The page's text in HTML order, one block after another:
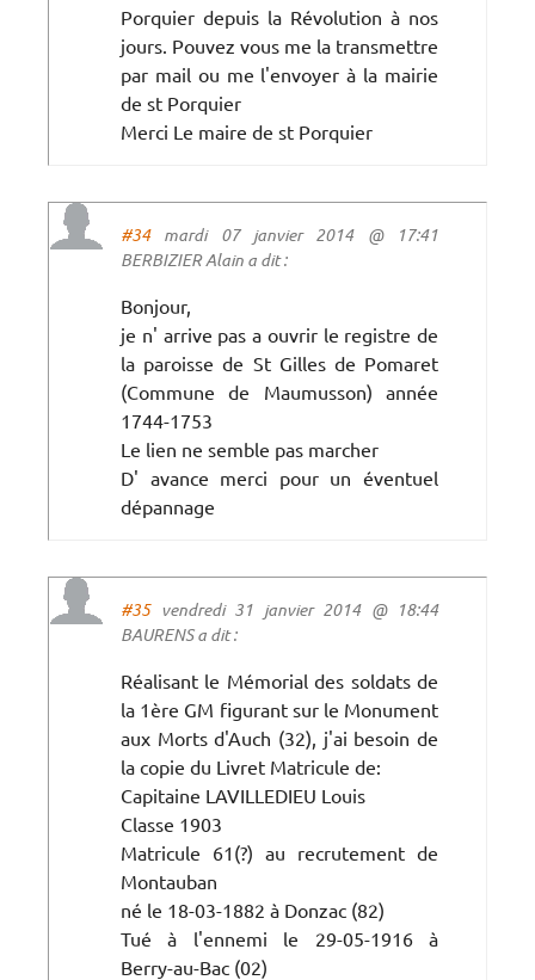
Porquier depuis la Révolution à nos
jours. Pouvez vous me la transmettre
par mail ou me l'envoyer à la mairie
de st Porquier
Merci Le maire de st Porquier
#34mardi 07 janvier 2014 @ 17:41
BERBIZIER Alain a dit :
Bonjour,
je n' arrive pas a ouvrir le registre de
la paroisse de St Gilles de Pomaret
(Commune de Maumusson) année
1744-1753
Le lien ne semble pas marcher
D' avance merci pour un éventuel
dépannage
#35vendredi 31 janvier 2014 @ 18:44
BAURENS a dit :
Réalisant le Mémorial des soldats de
la 1ère GM figurant sur le Monument
aux Morts d'Auch (32), j'ai besoin de
la copie du Livret Matricule de:
Capitaine LAVILLEDIEU Louis
Classe 1903
Matricule 61(?) au recrutement de
Montauban
né le 18-03-1882 à Donzac (82)
Tué à l'ennemi le 29-05-1916 à
Berry-au-Bac (02)